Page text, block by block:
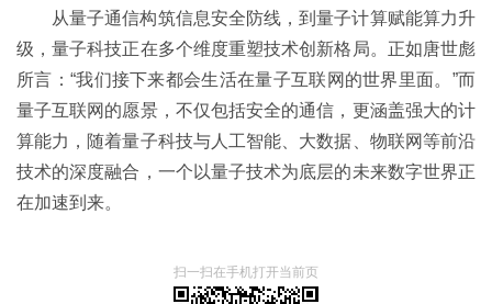
从量子通信构筑信息安全防线，到量子计算赋能算力升
级，量子科技正在多个维度重塑技术创新格局。正如唐世彪
所言：“我们接下来都会生活在量子互联网的世界里面。”而
量子互联网的愿景，不仅包括安全的通信，更涵盖强大的计
算能力，随着量子科技与人工智能、大数据、物联网等前沿
技术的深度融合，一个以量子技术为底层的未来数字世界正
在加速到来。
扫一扫在手机打开当前页